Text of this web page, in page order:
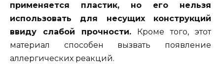
применяется пластик, но его нельзя
использовать для несущих конструкций
ввиду слабой прочности. Кроме того, этот
материал способен вызвать появление
аллергических реакций.